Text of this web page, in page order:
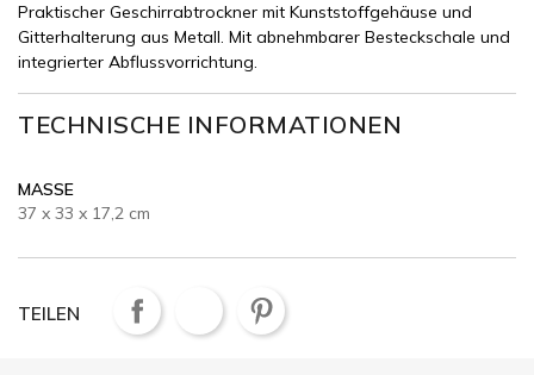
Praktischer Geschirrabtrockner mit Kunststoffgehäuse und
Gitterhalterung aus Metall. Mit abnehmbarer Besteckschale und
integrierter Abflussvorrichtung.
TECHNISCHE INFORMATIONEN
MASSE
37 x 33 x 17,2 cm
TEILEN